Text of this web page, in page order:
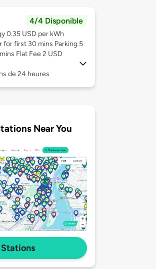
4/4 Disponible
0.35 USD per kWh
for first 30 mins Parking 5
Flat Fee 2 USD
de 24 heures
Near You